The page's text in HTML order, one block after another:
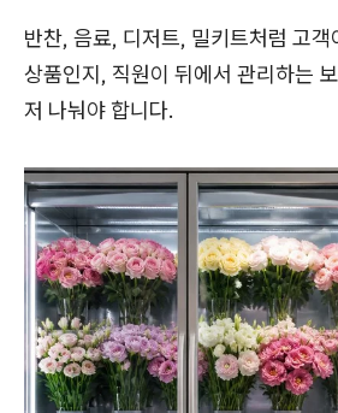
반찬, 음료, 디저트, 밀키트처럼 고객
상품인지, 직원이 뒤에서 관리하는
저 나눠야 합니다.